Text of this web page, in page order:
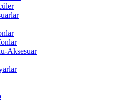
Aksesuar